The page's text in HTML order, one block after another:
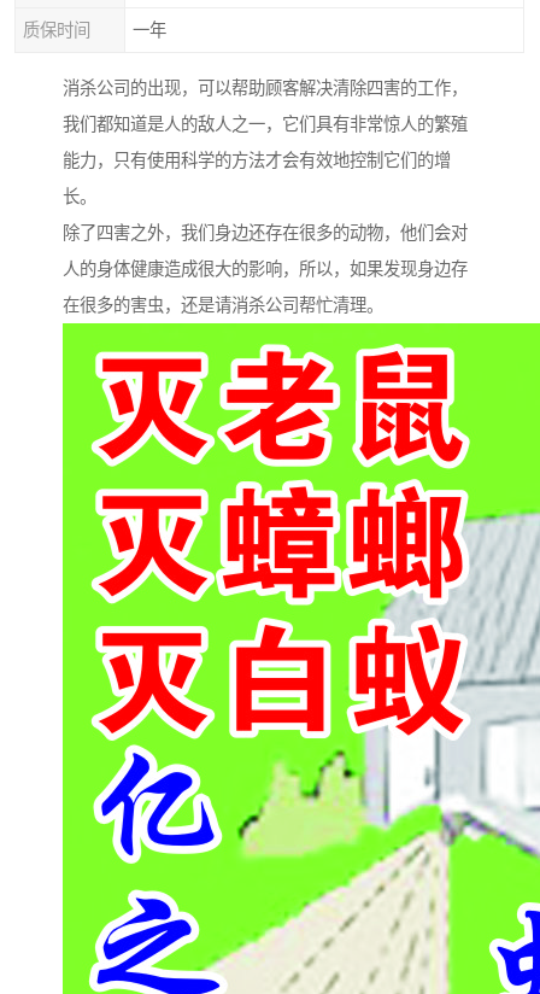
质保时间 一年
消杀公司的出现，可以帮助顾客解决清除四害的工作，
我们都知道是人的敌人之一，它们具有非常惊人的繁殖
能力，只有使用科学的方法才会有效地控制它们的增
长。
除了四害之外，我们身边还存在很多的动物，他们会对
人的身体健康造成很大的影响，所以，如果发现身边存
在很多的害虫，还是请消杀公司帮忙清理。